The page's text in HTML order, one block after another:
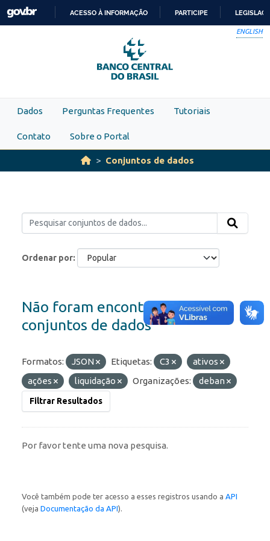
Skip to main content
PARA
O
CONTEÚDO
ACESSO À INFORMAÇÃO PARTICIPE
ENGLISH
Dados Perguntas Frequentes Tutoriais
Contato Sobre o Portal
Conjuntos de dados
Ordenar por
Não foram encontrados
conjuntos de dados
Formatos: JSON Etiquetas: C3
ativos
ações
liquidação Organizações: deban
Filtrar Resultados
Por favor tente uma nova pesquisa.
Você também pode ter acesso a esses registros usando a API
(veja Documentação da API).